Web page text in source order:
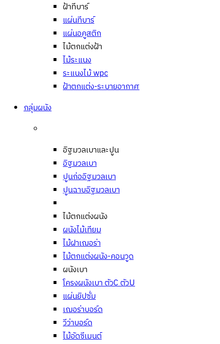
ฝ้าทีบาร์
แผ่นทีบาร์
แผ่นอคูสติก
ไม้ตกแต่งฝ้า
ไม้ระแนง
ระแนงไม้ wpc
ฝ้าตกแต่ง-ระบายอากาศ
กลุ่มผนัง
อิฐมวลเบาและปูน
อิฐมวลเบา
ปูนก่ออิฐมวลเบา
ปูนฉาบอิฐมวลเบา
ไม้ตกแต่งผนัง
ผนังไม้เทียม
ไม้ฝาเฌอร่า
ไม้ตกแต่งผนัง-คอนวูด
ผนังเบา
โครงผนังเบา ตัวC ตัวU
แผ่นยิปซั่ม
เฌอร่าบอร์ด
วีว่าบอร์ด
ไม้อัดซีเมนต์